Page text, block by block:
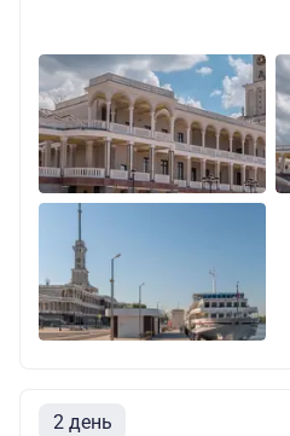
2 день